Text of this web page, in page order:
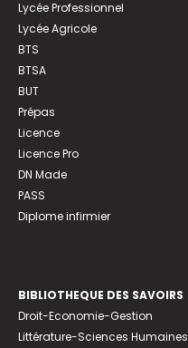
Lycée Professionnel
Lycée Agricole
BTS
BTSA
BUT
Prépas
Licence
Licence Pro
DN Made
PASS
Diplome infirmier
BIBLIOTHEQUE DES SAVOIRS
Droit-Economie-Gestion
Littérature-Sciences Humaines